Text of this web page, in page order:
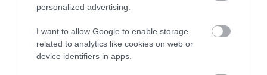
personalized advertising.
I want to allow Google to enable storage
related to analytics like cookies on web or
device identifiers in apps.
A vényköteles gyógyszerek áfamentessé tétele 7 milliárd forintba
kerül a költségvetésnek - közölte Magyar Péter a
kormányszóvivői tájékoztatón, ahol azt is bejelentette, hogy a
kormány dolgozik a…